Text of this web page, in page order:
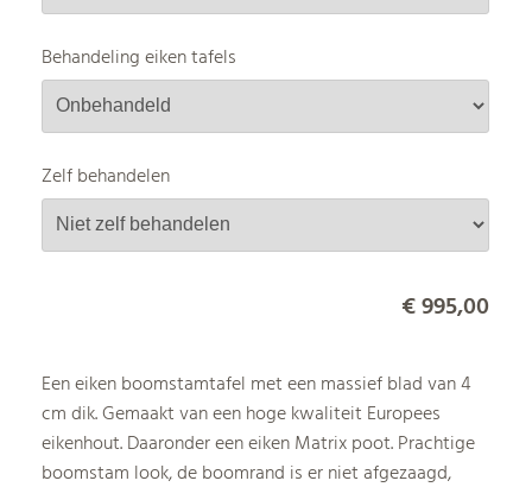
Behandeling eiken tafels
Zelf behandelen
€ 995,00
Een eiken boomstamtafel met een massief blad van 4
cm dik. Gemaakt van een hoge kwaliteit Europees
eikenhout. Daaronder een eiken Matrix poot. Prachtige
boomstam look, de boomrand is er niet afgezaagd,